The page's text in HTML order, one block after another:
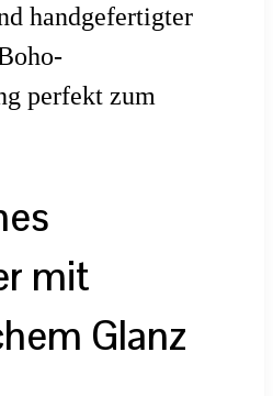
handgefertigter
perfekt zum
mit
Glanz